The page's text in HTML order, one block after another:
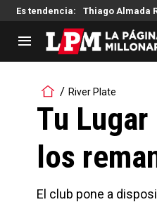
Es tendencia: Thiago Almada
LIGA PROFESIONAL
Noticias
Tabla de posiciones
Fixture
Reserva
River Plate
Tu
los
El club pone a